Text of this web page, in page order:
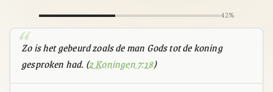
42%
Zo is het gebeurd zoals de man Gods tot de koning
gesproken had. (2 Koningen 7:18)